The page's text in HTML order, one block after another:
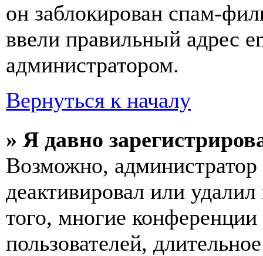
он заблокирован спам-
ввели правильный адрес
администратором.
Вернуться к началу
» Я давно
Возможно,
деактивировал или
того, многие
пользователей,